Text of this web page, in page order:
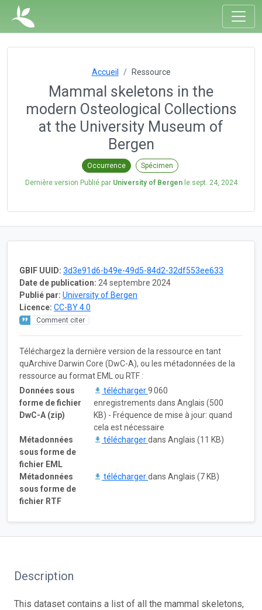
Accueil Ressource
Mammal skeletons in the
modern Osteological Collections
at the University Museum of
Bergen
Occurrence Spécimen
Dernière version Publié par University of Bergenle sept. 24, 2024
GBIF UUID: 3d3e91d6-b49e-49d5-84d2-32df553ee633
Date de publication: 24 septembre 2024
Publié par: University of Bergen
Licence: CC-BY 4.0
Comment citer
Téléchargez la dernière version de la ressource en tant
quArchive Darwin Core (DwC-A), ou les métadonnées de la
ressource au format EML ou RTF :
Données sous
forme de fichier
DwC-A (zip)
télécharger9 060
enregistrements dans Anglais (500
KB) - Fréquence de mise à jour: quand
cela est nécessaire
Métadonnées
sous forme de
fichier EML
téléchargerdans Anglais (11 KB)
Métadonnées
sous forme de
fichier RTF
téléchargerdans Anglais (7 KB)
Description
This dataset contains a list of all the mammal skeletons,